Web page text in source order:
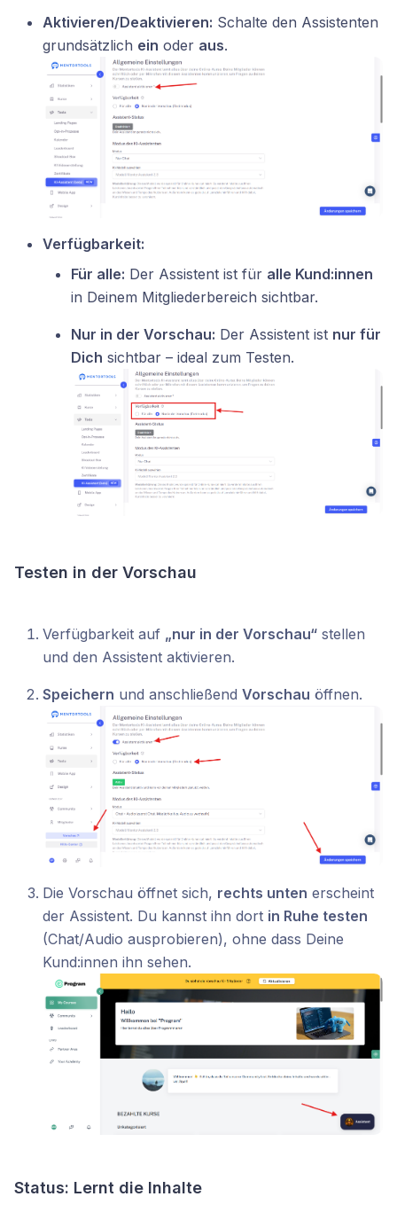
Aktivieren/Deaktivieren: Schalte den Assistenten
grundsätzlich ein oder aus.
Verfügbarkeit:
Für alle: Der Assistent ist für alle Kund:innen
in Deinem Mitgliederbereich sichtbar.
Nur in der Vorschau: Der Assistent ist nur für
Dich sichtbar – ideal zum Testen.
Testen in der Vorschau
Verfügbarkeit auf „nur in der Vorschau“ stellen
und den Assistent aktivieren.
Speichern und anschließend Vorschau öffnen.
Die Vorschau öffnet sich, rechts unten erscheint
der Assistent. Du kannst ihn dort in Ruhe testen
(Chat/Audio ausprobieren), ohne dass Deine
Kund:innen ihn sehen.
Status: Lernt die Inhalte